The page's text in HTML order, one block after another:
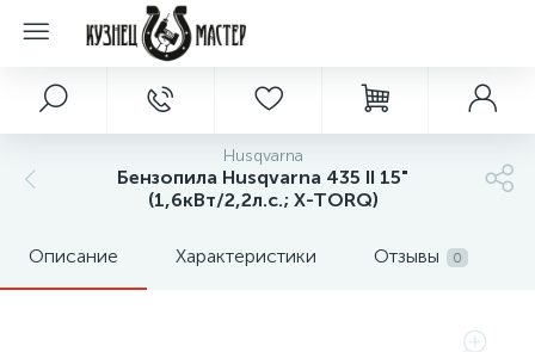
Husqvarna
Бензопила Husqvarna 435 II 15"
(1,6кВт/2,2л.с.; X-TORQ)
Описание Характеристики Отзывы 0